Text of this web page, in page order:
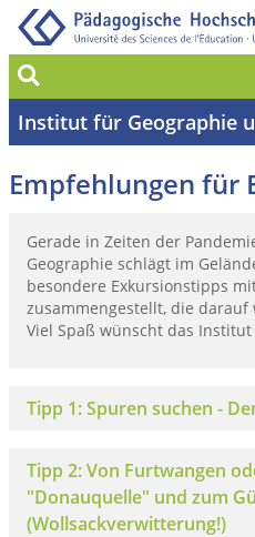
Suche
Institut für Geographie
Empfehlungen für
Gerade in Zeiten der
Geographie schlägt im
besondere Exkursionstipps
zusammengestellt, die
Viel Spaß wünscht das
Tipp 1: Spuren suchen -
Tipp 2: Von Furtwangen
"Donauquelle" und zum
(Wollsackverwitterung!)